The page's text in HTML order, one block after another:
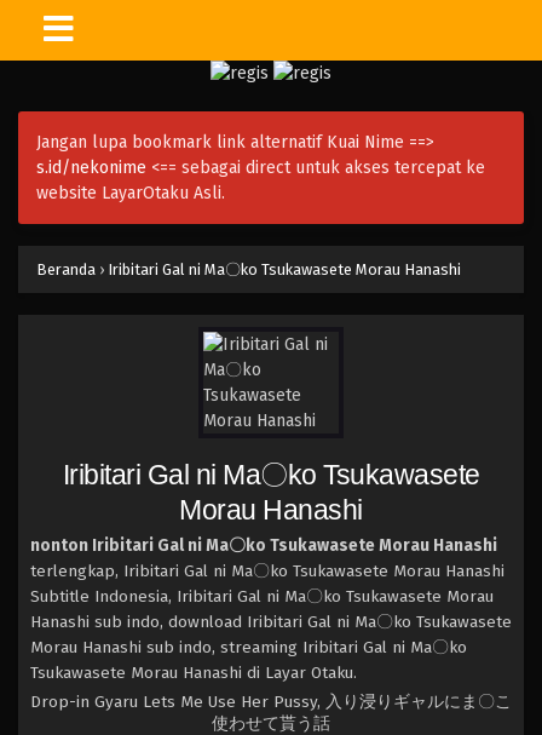
Jangan lupa bookmark link alternatif Kuai Nime ==>
s.id/nekonime <== sebagai direct untuk akses tercepat ke
website LayarOtaku Asli.
Beranda › Iribitari Gal ni Ma〇ko Tsukawasete Morau Hanashi
Iribitari Gal ni Ma〇ko Tsukawasete
Morau Hanashi
nonton Iribitari Gal ni Ma〇ko Tsukawasete Morau Hanashi
terlengkap, Iribitari Gal ni Ma〇ko Tsukawasete Morau Hanashi
Subtitle Indonesia, Iribitari Gal ni Ma〇ko Tsukawasete Morau
Hanashi sub indo, download Iribitari Gal ni Ma〇ko Tsukawasete
Morau Hanashi sub indo, streaming Iribitari Gal ni Ma〇ko
Tsukawasete Morau Hanashi di Layar Otaku.
Drop-in Gyaru Lets Me Use Her Pussy, 入り浸りギャルにま〇こ
使わせて貰う話